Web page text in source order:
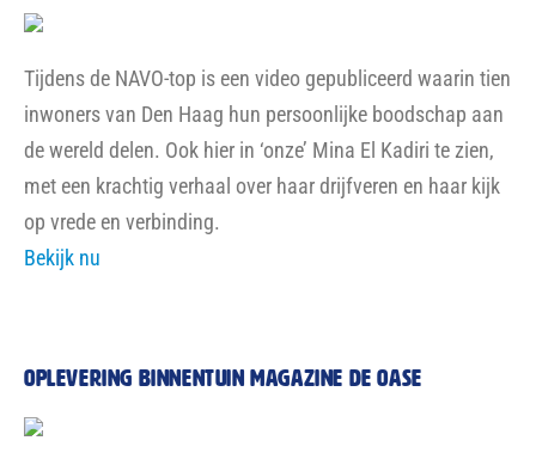
Tijdens de NAVO-top is een video gepubliceerd waarin tien
inwoners van Den Haag hun persoonlijke boodschap aan
de wereld delen. Ook hier in ‘onze’ Mina El Kadiri te zien,
met een krachtig verhaal over haar drijfveren en haar kijk
op vrede en verbinding.
Bekijk nu
OPLEVERING BINNENTUIN MAGAZINE DE OASE